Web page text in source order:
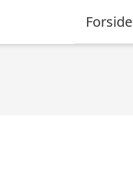
Forside